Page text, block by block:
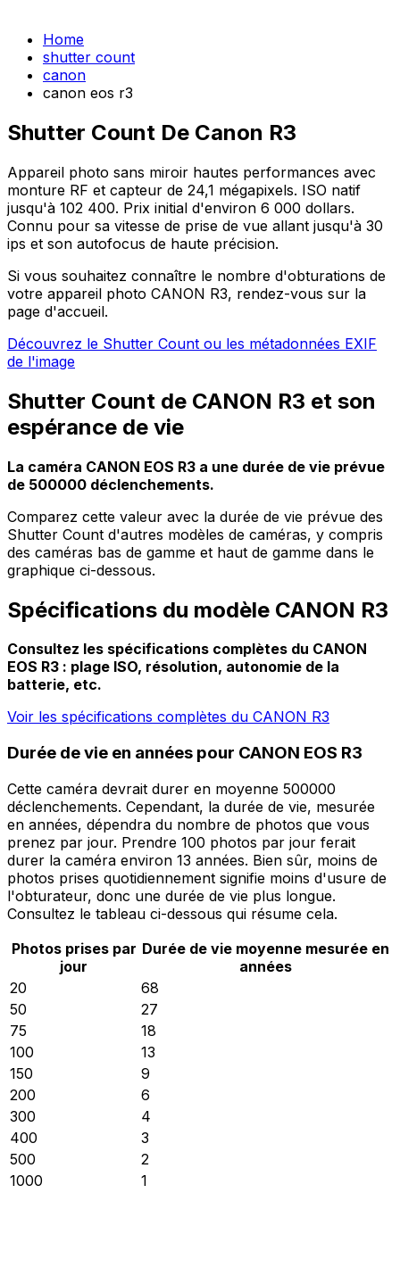
Home
shutter count
canon
canon eos r3
Shutter Count De Canon R3
Appareil photo sans miroir hautes performances avec
monture RF et capteur de 24,1 mégapixels. ISO natif
jusqu'à 102 400. Prix initial d'environ 6 000 dollars.
Connu pour sa vitesse de prise de vue allant jusqu'à 30
ips et son autofocus de haute précision.
Si vous souhaitez connaître le nombre d'obturations de
votre appareil photo CANON R3, rendez-vous sur la
page d'accueil.
Découvrez le Shutter Count ou les métadonnées EXIF
de l'image
Shutter Count de CANON R3 et son
espérance de vie
La caméra CANON EOS R3 a une durée de vie prévue
de 500000 déclenchements.
Comparez cette valeur avec la durée de vie prévue des
Shutter Count d'autres modèles de caméras, y compris
des caméras bas de gamme et haut de gamme dans le
graphique ci-dessous.
Spécifications du modèle CANON R3
Consultez les spécifications complètes du CANON
EOS R3 : plage ISO, résolution, autonomie de la
batterie, etc.
Voir les spécifications complètes du CANON R3
Durée de vie en années pour CANON EOS R3
Cette caméra devrait durer en moyenne 500000
déclenchements. Cependant, la durée de vie, mesurée
en années, dépendra du nombre de photos que vous
prenez par jour. Prendre 100 photos par jour ferait
durer la caméra environ 13 années. Bien sûr, moins de
photos prises quotidiennement signifie moins d'usure de
l'obturateur, donc une durée de vie plus longue.
Consultez le tableau ci-dessous qui résume cela.
Photos prises par
jour
Durée de vie moyenne mesurée en
années
20
68
50
27
75
18
100
13
150
9
200
6
300
4
400
3
500
2
1000
1